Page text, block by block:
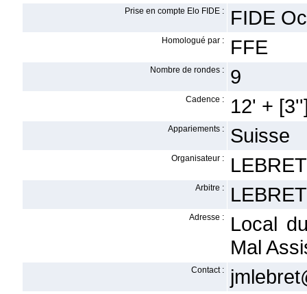
Prise en compte Elo FIDE : FIDE
Homologué par : FFE
Nombre de rondes : 9
Cadence : 12' +
Appariements : Suisse
Organisateur :
Arbitre :
Adresse :
Local
Mal
Contact :